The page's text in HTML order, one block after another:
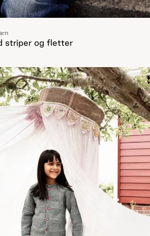
striper og fletter